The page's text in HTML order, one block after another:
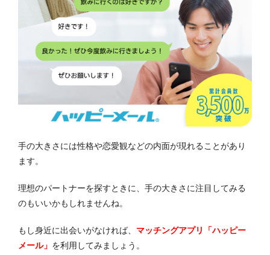
手の大きさには性格や恋愛観などの内面が現れることがあり
ます。
理想のパートナーを探すときに、手の大きさに注目してみる
のもいいかもしれませんね。
もし身近に出会いがなければ、 マッチングアプリ「ハッピー
メール」 を利用してみましょう。